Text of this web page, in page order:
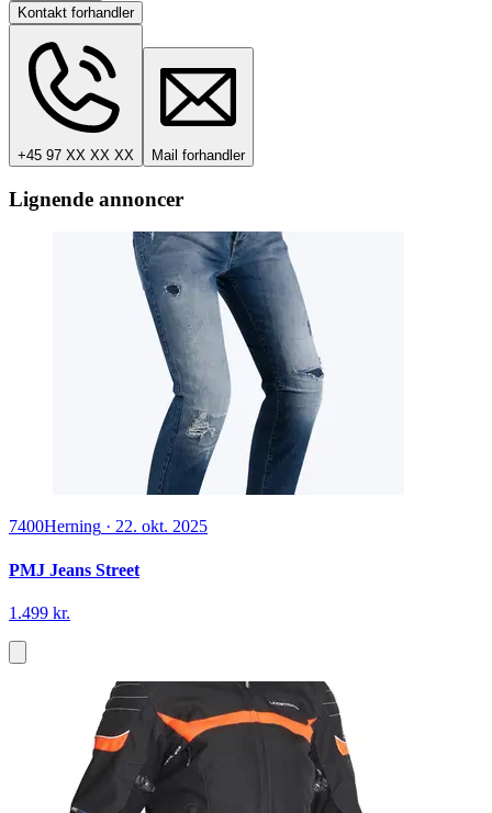
Kontakt forhandler
+45 97 XX XX XX Mail forhandler
Lignende annoncer
7400Herning · 22. okt. 2025
PMJ Jeans Street
1.499 kr.